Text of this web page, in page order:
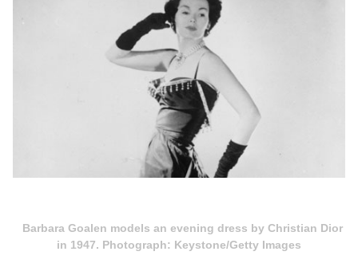
Barbara Goalen models an evening dress by Christian Dior
in 1947. Photograph: Keystone/Getty Images